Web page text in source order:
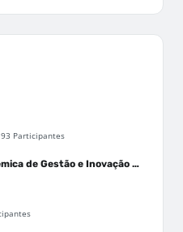
93 Participantes
Liga Acadêmica de Gestão e Inovação Médica - LAGIM